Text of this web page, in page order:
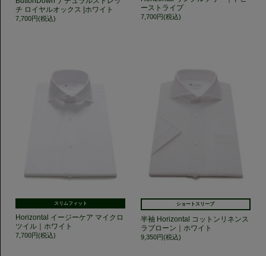
チ ロイヤルオックス |ホワイト
7,700円(税込)
ーストライプ
7,700円(税込)
スリムフィット
Horizontal イージーケア マイクロ
ツイル｜ホワイト
7,700円(税込)
ショートスリーブ
半袖 Horizontal コットンリネンス
ラブローン｜ホワイト
9,350円(税込)